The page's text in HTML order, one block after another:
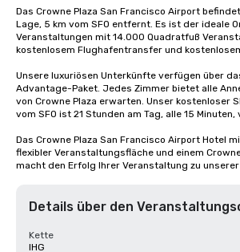
Das Crowne Plaza San Francisco Airport
Lage, 5 km vom SFO entfernt. Es ist der ideale
Veranstaltungen mit 14.000 Quadratfuß
kostenlosem Flughafentransfer und
Unsere luxuriösen Unterkünfte verfügen über
Advantage-Paket. Jedes Zimmer bietet alle
von Crowne Plaza erwarten. Unser kostenloser
vom SFO ist 21 Stunden am Tag, alle 15 Minuten,
Das Crowne Plaza San Francisco Airport Hotel
flexibler Veranstaltungsfläche und einem
macht den Erfolg Ihrer Veranstaltung zu
Details über den
Kette
IHG